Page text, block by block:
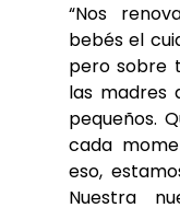
“Nos
bebés el
pero sobre
las madres
pequeños.
cada
eso,
Nuestra